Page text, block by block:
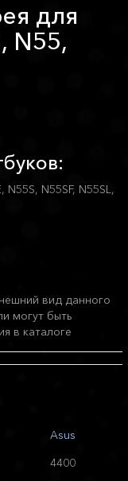
для
N55,
N55S, N55SF, N55SL,
вид данного
могут быть
в каталоге
Asus
4400